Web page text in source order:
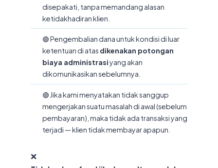
disepakati, tanpa memandang alasan
ketidakhadiran klien.
🟢 Pengembalian dana untuk kondisi di luar
ketentuan di atas dikenakan potongan
biaya administrasiyang akan
dikomunikasikan sebelumnya.
🟢 Jika kami menyatakan tidak sanggup
mengerjakan suatu masalah di awal (sebelum
pembayaran), maka tidak ada transaksi yang
terjadi — klien tidak membayar apapun.
❌